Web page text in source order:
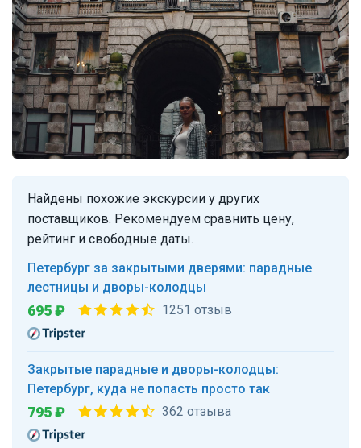
Найдены похожие экскурсии у других
поставщиков. Рекомендуем сравнить цену,
рейтинг и свободные даты.
Петербург за закрытыми дверями: парадные
лестницы и дворы-колодцы
695 ₽ 1251 отзыв
Закрытые парадные и дворы-колодцы:
Петербург, куда не попасть просто так
795 ₽ 362 отзыва